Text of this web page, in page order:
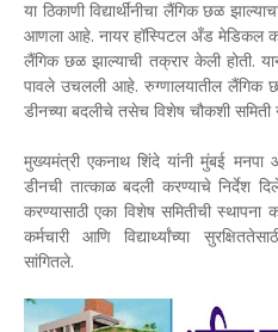
या ठिकाणी विद्यार्थींनीचा लैंगिक छळ
आणला आहे. नायर हॉस्पिटल अँड मेडिकल
लैंगिक छळ झाल्याची तक्रार केली होती.
पावले उचलली आहे. रुग्णालयातील लैंगिक
डीनच्या बदलीचे तसेच विशेष चौकशी
मुख्यमंत्री एकनाथ शिंदे यांनी मुंबई मनपा
डीनची तात्काळ बदली करण्याचे निर्देश
करण्यासाठी एका विशेष समितीची
कर्मचारी आणि विद्यार्थ्यांच्या
सांगितले.